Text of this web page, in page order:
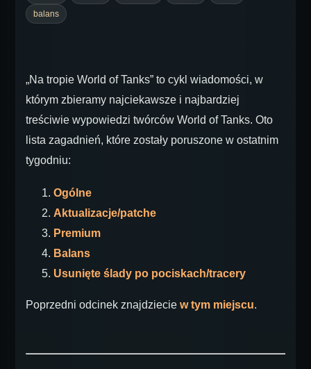
balans
„Na tropie World of Tanks” to cykl wiadomości, w
którym zbieramy najciekawsze i najbardziej
treściwie wypowiedzi twórców World of Tanks. Oto
lista zagadnień, które zostały poruszone w ostatnim
tygodniu:
Ogólne
Aktualizacje/patche
Premium
Balans
Usunięte ślady po pociskach/tracery
Poprzedni odcinek znajdziecie w tym miejscu.